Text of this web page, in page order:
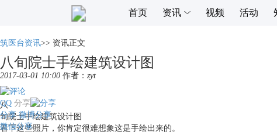
首页 资讯 视频 活动
筑医台资讯>> 资讯正文
八旬院士手绘建筑设计图
2017-03-01 10:00 作者： zyt
分享
QQ
分享 微博分享
微信分享
八
旬院士手绘建筑设计图
看下这些照片，你肯定很难想象这是手绘出来的。